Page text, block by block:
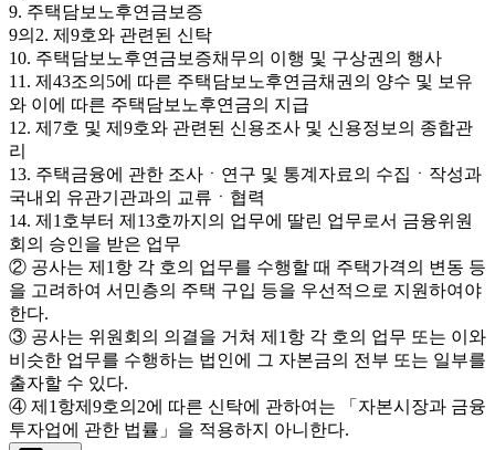
9. 주택담보노후연금보증
9의2. 제9호와 관련된 신탁
10. 주택담보노후연금보증채무의 이행 및 구상권의 행사
11. 제43조의5에 따른 주택담보노후연금채권의 양수 및 보유
와 이에 따른 주택담보노후연금의 지급
12. 제7호 및 제9호와 관련된 신용조사 및 신용정보의 종합관
리
13. 주택금융에 관한 조사ㆍ연구 및 통계자료의 수집ㆍ작성과
국내외 유관기관과의 교류ㆍ협력
14. 제1호부터 제13호까지의 업무에 딸린 업무로서 금융위원
회의 승인을 받은 업무
② 공사는 제1항 각 호의 업무를 수행할 때 주택가격의 변동 등
을 고려하여 서민층의 주택 구입 등을 우선적으로 지원하여야
한다.
③ 공사는 위원회의 의결을 거쳐 제1항 각 호의 업무 또는 이와
비슷한 업무를 수행하는 법인에 그 자본금의 전부 또는 일부를
출자할 수 있다.
④ 제1항제9호의2에 따른 신탁에 관하여는 「자본시장과 금융
투자업에 관한 법률」을 적용하지 아니한다.